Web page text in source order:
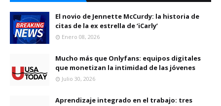
El novio de Jennette McCurdy: la historia de
citas de la ex estrella de ‘iCarly’
Enero 08, 2026
Mucho más que Onlyfans: equipos digitales
que monetizan la intimidad de las jóvenes
Julio 30, 2026
Aprendizaje integrado en el trabajo: tres